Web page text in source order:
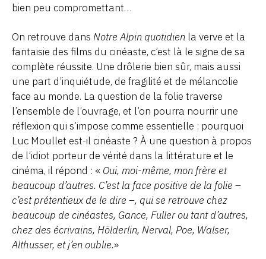
bien peu compromettant…
On retrouve dans Notre Alpin quotidien la verve et la
fantaisie des films du cinéaste, c’est là le signe de sa
complète réussite. Une drôlerie bien sûr, mais aussi
une part d’inquiétude, de fragilité et de mélancolie
face au monde. La question de la folie traverse
l’ensemble de l’ouvrage, et l’on pourra nourrir une
réflexion qui s’impose comme essentielle : pourquoi
Luc Moullet est-il cinéaste ? À une question à propos
de l’idiot porteur de vérité dans la littérature et le
cinéma, il répond : « Oui, moi-même, mon frère et
beaucoup d’autres. C’est la face positive de la folie –
c’est prétentieux de le dire –, qui se retrouve chez
beaucoup de cinéastes, Gance, Fuller ou tant d’autres,
chez des écrivains, Hölderlin, Nerval, Poe, Walser,
Althusser, et j’en oublie.»